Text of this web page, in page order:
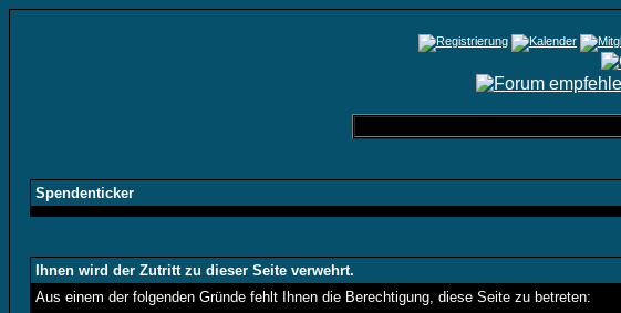
Spendenticker
Ihnen wird der Zutritt zu dieser Seite verwehrt.
Aus einem der folgenden Gründe fehlt Ihnen die Berechtigung, diese Seite zu betreten: